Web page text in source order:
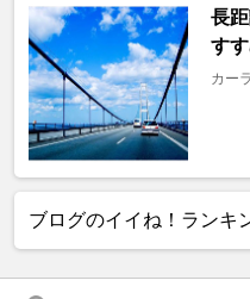
長
す
カー
ブログのイイね！ランキ